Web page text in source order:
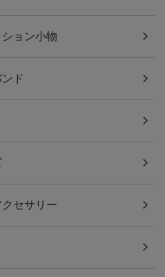
ョン小物
ド
セサリー